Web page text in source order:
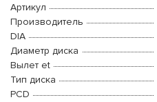
Артикул
Производитель
DIA
Диаметр диска
Вылет et
Тип диска
PCD